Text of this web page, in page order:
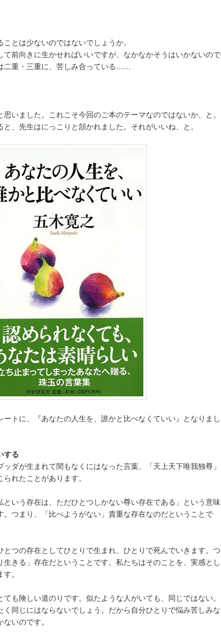
とは少ないのではないでしょうか。
て前向きに生かせればいいですが、なかなかそうはいかないので
二重・三重に、苦しみ合っている……
いました。これこそ今回のご本のテーマなのではないか、と。
、先生はにっこりと頷かれました。それがいいね、と。
ートに、『あなたの人生を、誰かと比べなくていい』となりまし
する
ダが生まれて間もなくにはなった言葉、「天上天下唯我独尊」
れたことがあります。
という存在は、ただひとつしかない尊い存在である」という意味
。つまり、「比べようがない」貴重な存在なのだということで
とつの存在としてひとりで生まれ、ひとりで死んでいきます。つ
生きる」存在だということです。私たちはそのことを、実感とし
。
ても険しい道のりです。似たような人がいても、同じではない。
同じにはならないでしょう。だから自分ひとりで悩み苦しみな
いのです。